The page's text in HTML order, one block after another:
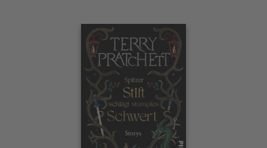
Interaktives